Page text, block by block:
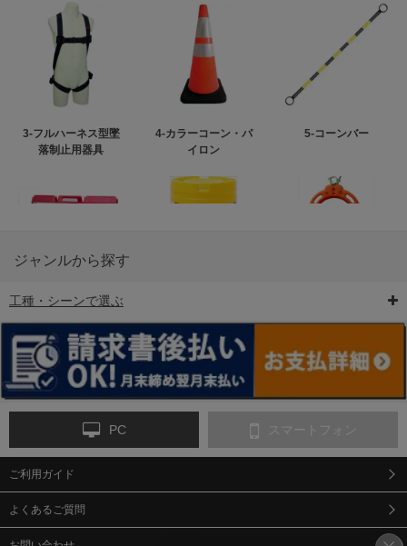
3-フルハーネス型墜
落制止用器具
4-カラーコーン・パ
イロン
5-コーンバー
6-矢印板/LED矢印板
ンス
9-点字マット・タイ
ジャンルから探す
工種・シーンで選ぶ
PC スマートフォン
ご利用ガイド
よくあるご質問